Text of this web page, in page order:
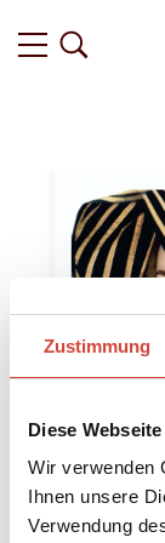
Zustimmung
Diese
Wir verwenden
Ihnen unsere
Verwendung